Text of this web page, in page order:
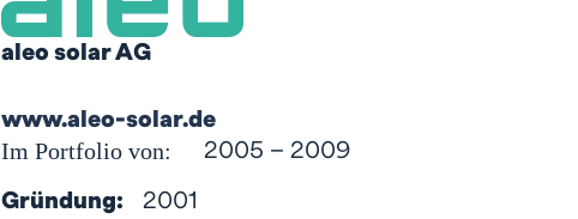
aleo solar AG
www.aleo-solar.de
Im Portfolio von: 2005 – 2009
Gründung:
2001